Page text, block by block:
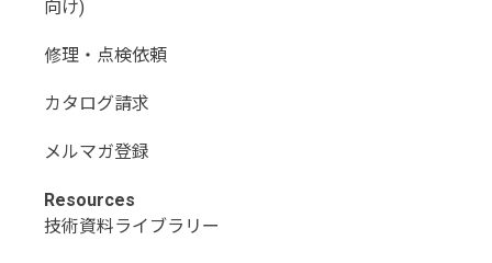
向け)
修理・点検依頼
カタログ請求
メルマガ登録
Resources
技術資料ライブラリー